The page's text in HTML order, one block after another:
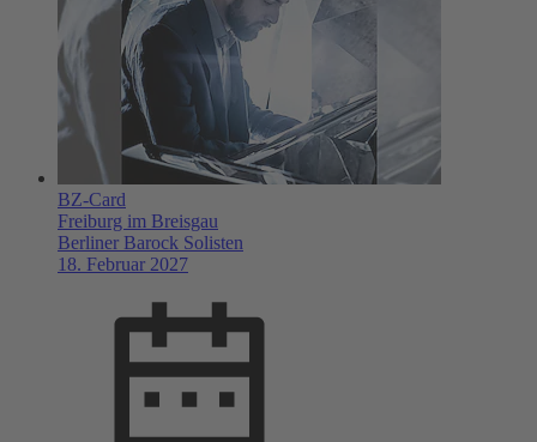
BZ-Card
Freiburg im Breisgau
Berliner Barock Solisten
18. Februar 2027